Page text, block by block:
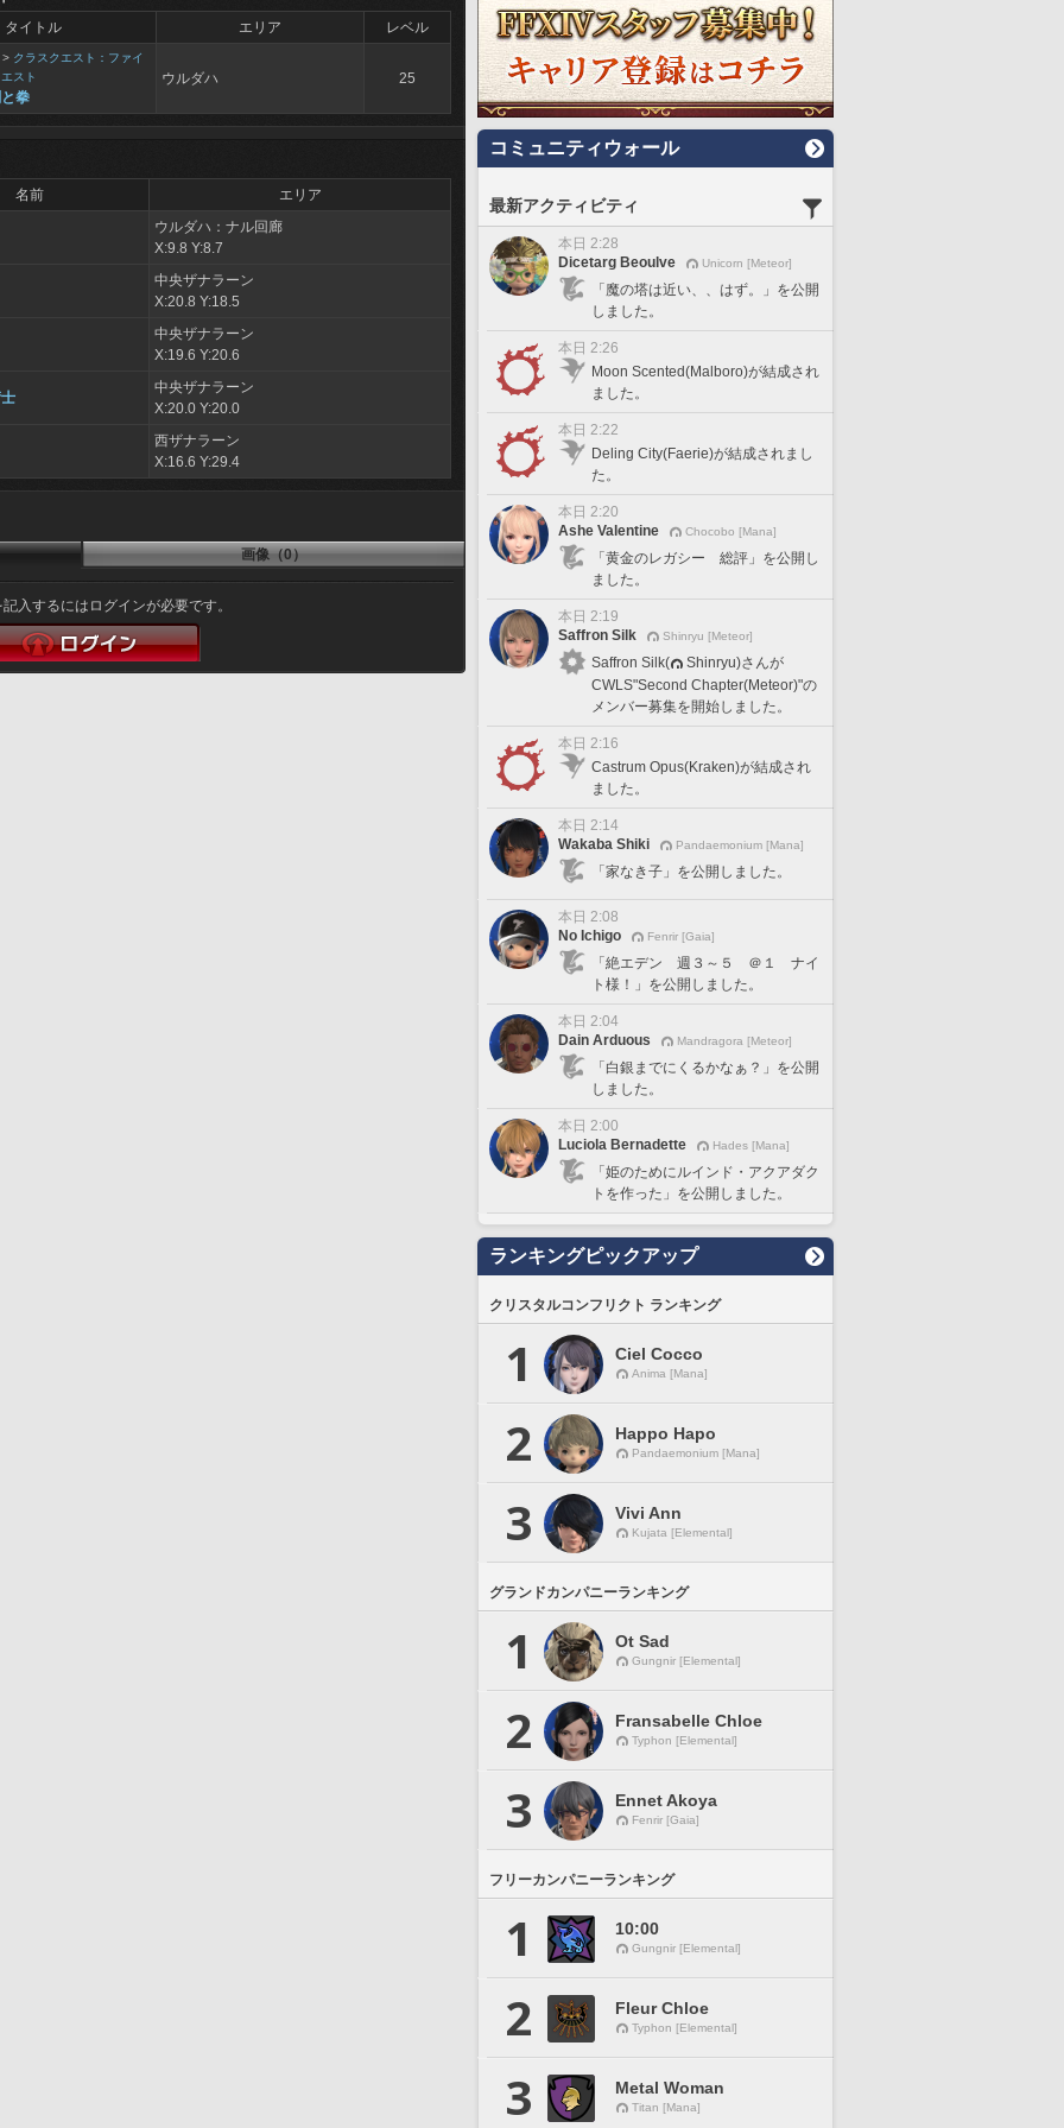
タイトル
エリア レベル
> クラスクエスト：ファイ
スト
拳
ウルダハ 25
名前
エリア
ウルダハ：ナル回廊
X:9.8 Y:8.7
中央ザナラーン
X:20.8 Y:18.5
中央ザナラーン
X:19.6 Y:20.6
中央ザナラーン
X:20.0 Y:20.0
西ザナラーン
X:16.6 Y:29.4
画像（0）
入するにはログインが必要です。
コミュニティウォール
最新アクティビティ
本日 2:28
Dicetarg Beoulve
Unicorn [Meteor]
「魔の塔は近い、、はず。」を公開
しました。
本日 2:26
Moon Scented(Malboro)が結成され
ました。
本日 2:22
Deling City(Faerie)が結成されまし
た。
本日 2:20
Ashe Valentine
Chocobo [Mana]
「黄金のレガシー 総評」を公開し
ました。
本日 2:19
Saffron Silk
Shinryu [Meteor]
Saffron Silk(
Shinryu)さんが
CWLS"Second Chapter(Meteor)"の
メンバー募集を開始しました。
本日 2:16
Castrum Opus(Kraken)が結成され
ました。
本日 2:14
Wakaba Shiki
Pandaemonium [Mana]
「家なき子」を公開しました。
本日 2:08
No Ichigo
Fenrir [Gaia]
「絶エデン 週３～５ ＠１ ナイ
ト様！」を公開しました。
本日 2:04
Dain Arduous
Mandragora [Meteor]
「白銀までにくるかなぁ？」を公開
しました。
本日 2:00
Luciola Bernadette
Hades [Mana]
「姫のためにルインド・アクアダク
トを作った」を公開しました。
ランキングピックアップ
クリスタルコンフリクト ランキング
1 Ciel Cocco
Anima [Mana]
2 Happo Hapo
Pandaemonium [Mana]
3 Vivi Ann
Kujata [Elemental]
グランドカンパニーランキング
1 Ot Sad
Gungnir [Elemental]
2 Fransabelle Chloe
Typhon [Elemental]
3 Ennet Akoya
Fenrir [Gaia]
フリーカンパニーランキング
1 10:00
Gungnir [Elemental]
2 Fleur Chloe
Typhon [Elemental]
3 Metal Woman
Titan [Mana]